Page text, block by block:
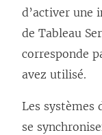
d’activer une
de Tableau
corresponde
avez utilisé.
Les systèmes
se